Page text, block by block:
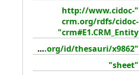
"http://www.cidoc-
crm.org/rdfs/cidoc-
crm#E1.CRM_Entity"
"http://collection.britishmuseum.org/id/thesauri/x9862"
"sheet"